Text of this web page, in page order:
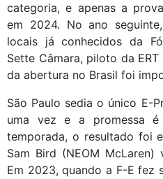
categoria, e apenas a
em 2024. No ano
locais já conhecidos da
Sette Câmara, piloto da
da abertura no Brasil foi
São Paulo sedia o único E-
uma vez e a promessa é
temporada, o resultado foi
Sam Bird (NEOM
Em 2023, quando a F-E fez